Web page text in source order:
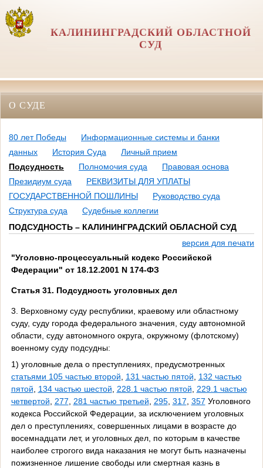
КАЛИНИНГРАДСКИЙ ОБЛАСТНОЙ
СУД
О СУДЕ
80 лет Победы
Информационные системы и банки
данных
История Суда
Личный прием
Подсудность
Полномочия суда
Правовая основа
Президиум суда
РЕКВИЗИТЫ ДЛЯ УПЛАТЫ
ГОСУДАРСТВЕННОЙ ПОШЛИНЫ
Руководство суда
Структура суда
Судебные коллегии
ПОДСУДНОСТЬ – КАЛИНИНГРАДСКИЙ ОБЛАСНОЙ СУД
версия для печати
"Уголовно-процессуальный кодекс Российской
Федерации" от 18.12.2001 N 174-ФЗ
Статья 31. Подсудность уголовных дел
3. Верховному суду республики, краевому или областному
суду, суду города федерального значения, суду автономной
области, суду автономного округа, окружному (флотскому)
военному суду подсудны:
1) уголовные дела о преступлениях, предусмотренных
статьями 105 частью второй
131 частью пятой
132 частью
пятой
134 частью шестой 228.1 частью пятой
229.1 частью
четвертой
277 281 частью третьей 295, 317 357 Уголовного
кодекса Российской Федерации, за исключением уголовных
дел о преступлениях, совершенных лицами в возрасте до
восемнадцати лет, и уголовных дел, по которым в качестве
наиболее строгого вида наказания не могут быть назначены
пожизненное лишение свободы или смертная казнь в